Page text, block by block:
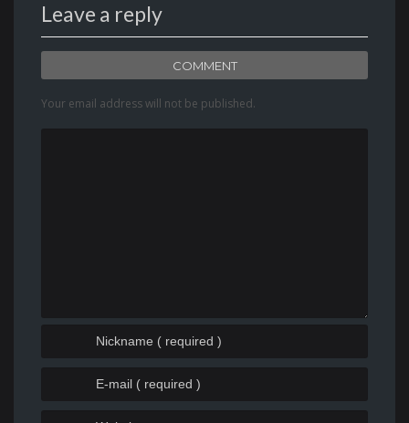
Leave a reply
COMMENT
Your email address will not be published.